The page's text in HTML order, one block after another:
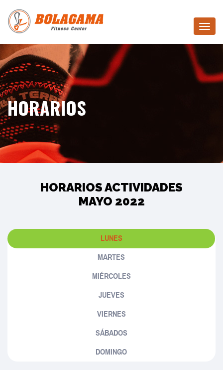
Toggle
HORARIOS
HORARIOS ACTIVIDADES
MAYO 2022
LUNES
MARTES
MIÉRCOLES
JUEVES
VIERNES
SÁBADOS
DOMINGO